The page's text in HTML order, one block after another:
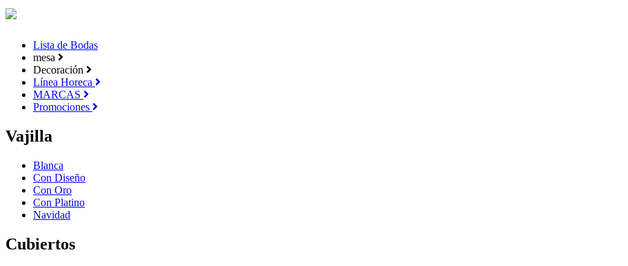
Lista de Bodas
mesa
Decoración
Línea Horeca
MARCAS
Promociones
Vajilla
Blanca
Con Diseño
Con Oro
Con Platino
Navidad
Cubiertos